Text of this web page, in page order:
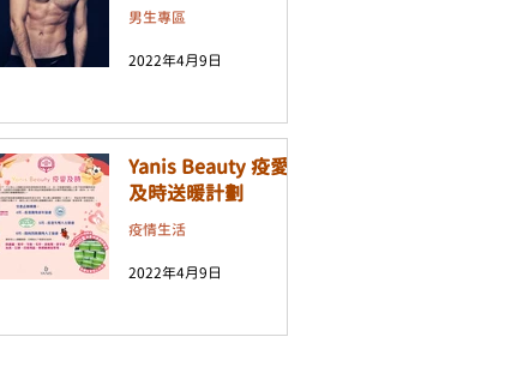
男生專區
2022年4月9日
Yanis Beauty 疫愛
及時送暖計劃
疫情生活
2022年4月9日